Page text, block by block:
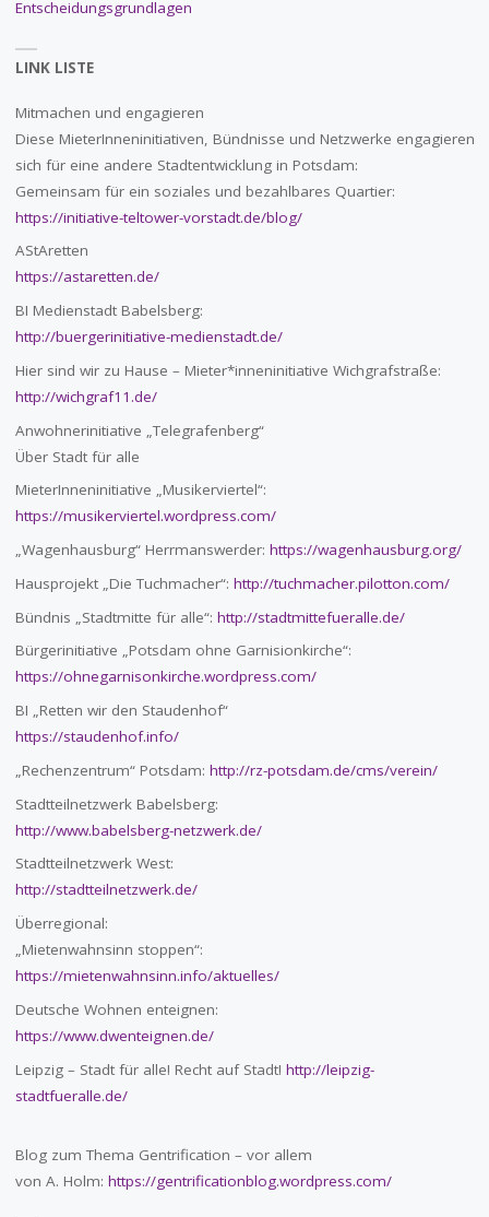
Entscheidungsgrundlagen
LINK LISTE
Mitmachen und engagieren
Diese MieterInneninitiativen, Bündnisse und Netzwerke engagieren
sich für eine andere Stadtentwicklung in Potsdam:
Gemeinsam für ein soziales und bezahlbares Quartier:
https://initiative-teltower-vorstadt.de/blog/
AStAretten
https://astaretten.de/
BI Medienstadt Babelsberg:
http://buergerinitiative-medienstadt.de/
Hier sind wir zu Hause – Mieter*inneninitiative Wichgrafstraße:
http://wichgraf11.de/
Anwohnerinitiative „Telegrafenberg“
Über Stadt für alle
MieterInneninitiative „Musikerviertel“:
https://musikerviertel.wordpress.com/
„Wagenhausburg“ Herrmanswerder: https://wagenhausburg.org/
Hausprojekt „Die Tuchmacher“: http://tuchmacher.pilotton.com/
Bündnis „Stadtmitte für alle“: http://stadtmittefueralle.de/
Bürgerinitiative „Potsdam ohne Garnisionkirche“:
https://ohnegarnisonkirche.wordpress.com/
BI „Retten wir den Staudenhof“
https://staudenhof.info/
„Rechenzentrum“ Potsdam: http://rz-potsdam.de/cms/verein/
Stadtteilnetzwerk Babelsberg:
http://www.babelsberg-netzwerk.de/
Stadtteilnetzwerk West:
http://stadtteilnetzwerk.de/
Überregional:
„Mietenwahnsinn stoppen“:
https://mietenwahnsinn.info/aktuelles/
Deutsche Wohnen enteignen:
https://www.dwenteignen.de/
Leipzig – Stadt für alle! Recht auf Stadt! http://leipzig-
stadtfueralle.de/
Blog zum Thema Gentrification – vor allem
von A. Holm: https://gentrificationblog.wordpress.com/